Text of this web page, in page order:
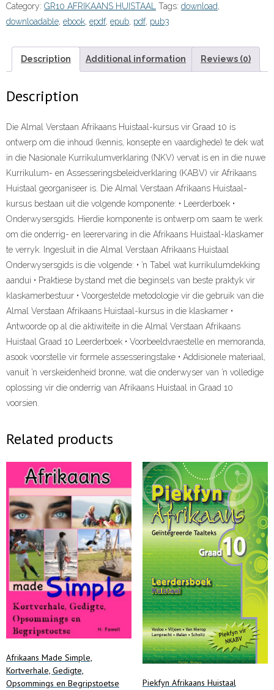
Graad
10
eboek
ePdf
Category: GR10 AFRIKAANS HUISTAAL Tags: download
downloadable ebook epdf, epub pdf, pub3
Description Additional information Reviews (0)
Description
Die Almal Verstaan Afrikaans Huistaal-kursus vir Graad 10 is
ontwerp om die inhoud (kennis, konsepte en vaardighede) te dek wat
in die Nasionale Kurrikulumverklaring (NKV) vervat is en in die nuwe
Kurrikulum- en Assesseringsbeleidverklaring (KABV) vir Afrikaans
Huistaal georganiseer is. Die Almal Verstaan Afrikaans Huistaal-
kursus bestaan uit die volgende komponente: • Leerderboek •
Onderwysersgids. Hierdie komponente is ontwerp om saam te werk
om die onderrig- en leerervaring in die Afrikaans Huistaal-klaskamer
te verryk. Ingesluit in die Almal Verstaan Afrikaans Huistaal
Onderwysersgids is die volgende: • ’n Tabel wat kurrikulumdekking
aandui • Praktiese bystand met die beginsels van beste praktyk vir
klaskamerbestuur • Voorgestelde metodologie vir die gebruik van die
Almal Verstaan Afrikaans Huistaal-kursus in die klaskamer •
Antwoorde op al die aktiwiteite in die Almal Verstaan Afrikaans
Huistaal Graad 10 Leerderboek • Voorbeeldvraestelle en memoranda,
asook voorstelle vir formele assesseringstake • Addisionele materiaal,
vanuit ’n verskeidenheid bronne, wat die onderwyser van ’n volledige
oplossing vir die onderrig van Afrikaans Huistaal in Graad 10
voorsien.
Related products
Afrikaans Made Simple,
Kortverhale, Gedigte,
Opsommings en Begripstoetse
Piekfyn Afrikaans Huistaal